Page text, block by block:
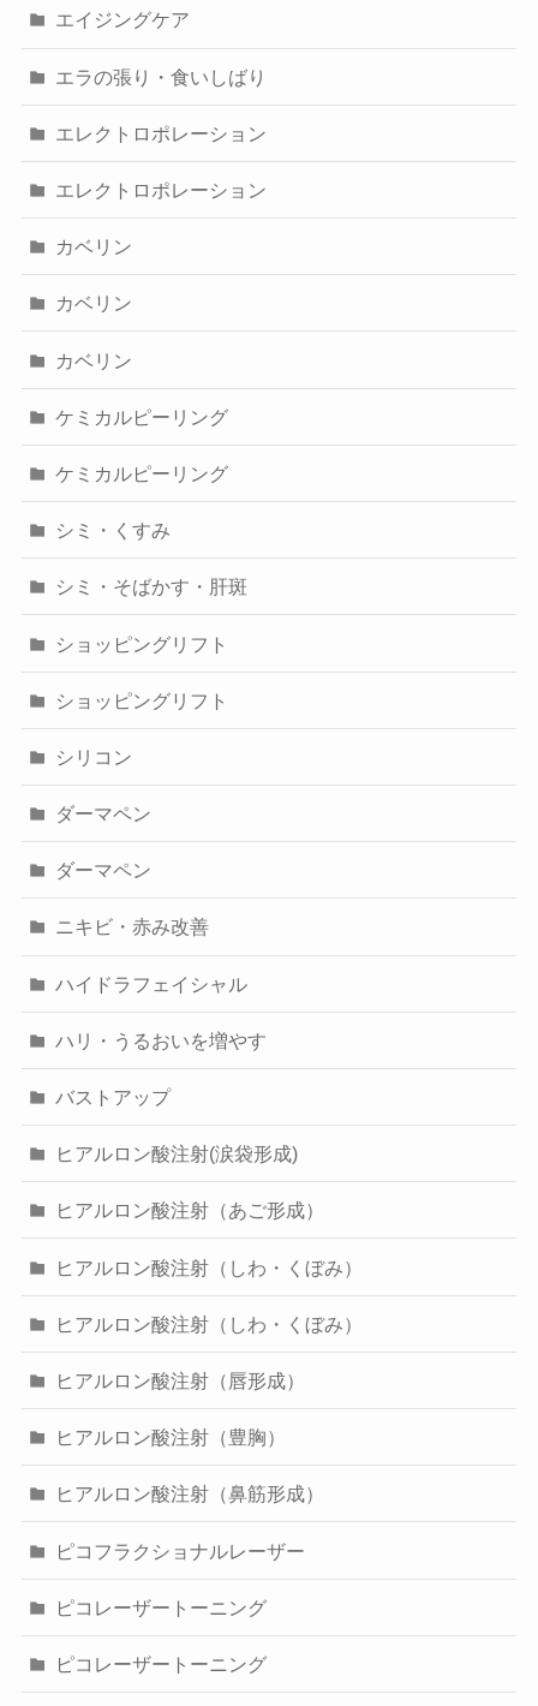
エイジングケア
エラの張り・食いしばり
エレクトロポレーション
エレクトロポレーション
カベリン
カベリン
カベリン
ケミカルピーリング
ケミカルピーリング
シミ・くすみ
シミ・そばかす・肝斑
ショッピングリフト
ショッピングリフト
シリコン
ダーマペン
ダーマペン
ニキビ・赤み改善
ハイドラフェイシャル
ハリ・うるおいを増やす
バストアップ
ヒアルロン酸注射(涙袋形成)
ヒアルロン酸注射（あご形成）
ヒアルロン酸注射（しわ・くぼみ）
ヒアルロン酸注射（しわ・くぼみ）
ヒアルロン酸注射（唇形成）
ヒアルロン酸注射（豊胸）
ヒアルロン酸注射（鼻筋形成）
ピコフラクショナルレーザー
ピコレーザートーニング
ピコレーザートーニング